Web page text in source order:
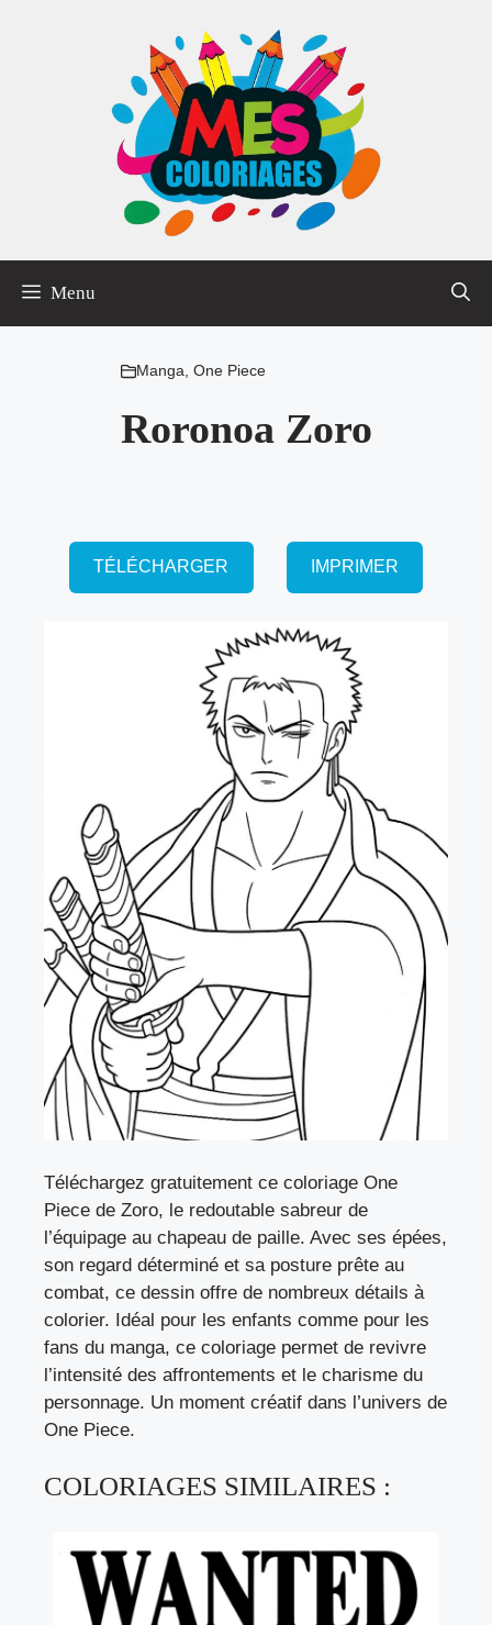
Menu
Manga, One Piece
Roronoa Zoro
TÉLÉCHARGER IMPRIMER
Téléchargez gratuitement ce coloriage One
Piece de Zoro, le redoutable sabreur de
l’équipage au chapeau de paille. Avec ses épées,
son regard déterminé et sa posture prête au
combat, ce dessin offre de nombreux détails à
colorier. Idéal pour les enfants comme pour les
fans du manga, ce coloriage permet de revivre
l’intensité des affrontements et le charisme du
personnage. Un moment créatif dans l’univers de
One Piece.
COLORIAGES SIMILAIRES :